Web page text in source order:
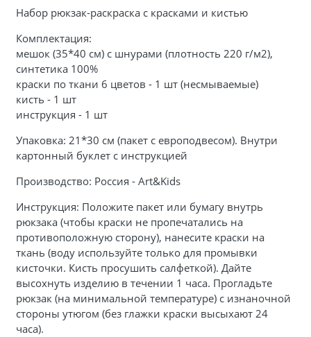
Набор рюкзак-раскраска с красками и кистью
Комплектация:
мешок (35*40 см) с шнурами (плотность 220 г/м2),
синтетика 100%
краски по ткани 6 цветов - 1 шт (несмываемые)
кисть - 1 шт
инструкция - 1 шт
Упаковка: 21*30 см (пакет с европодвесом). Внутри
картонный буклет с инструкцией
Производство: Россия - Art&Kids
Инструкция: Положите пакет или бумагу внутрь
рюкзака (чтобы краски не пропечатались на
противоположную сторону), нанесите краски на
ткань (воду используйте только для промывки
кисточки. Кисть просушить салфеткой). Дайте
высохнуть изделию в течении 1 часа. Прогладьте
рюкзак (на минимальной температуре) с изнаночной
стороны утюгом (без глажки краски высыхают 24
часа).